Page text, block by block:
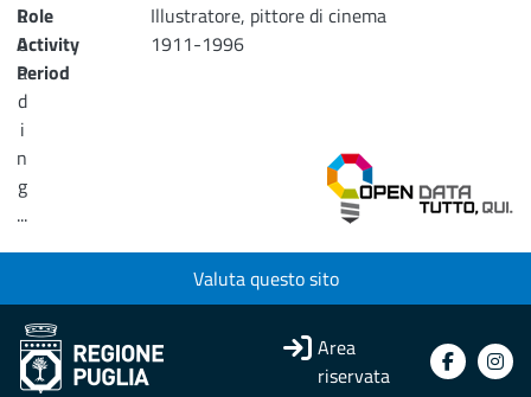
L
o
a
d
i
n
g
...
Loading...
Role
Illustratore, pittore di cinema
Activity
Period
1911-1996
Valuta questo sito
Area
riservata